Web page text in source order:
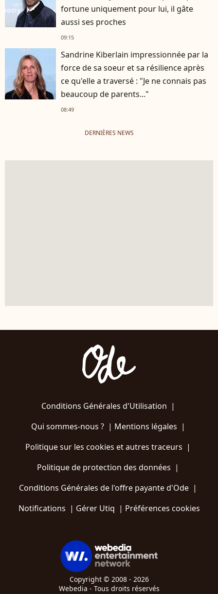
fortune uniquement pour lui, il gâte
aussi ses proches
09:15
Sandrine Kiberlain impressionnée par la
force de sa soeur et sa résilience après
ce qu'elle a traversé : "Je ne connais pas
beaucoup de parents..."
08:49
DERNIÈRES NEWS
Conditions Générales d'Utilisation |
Qui sommes-nous ?| Mentions légales |
Politique sur les cookies et autres traceurs |
Politique de protection des données |
Conditions Générales de l'offre payante d'Ode |
Notifications | Gérer Utiq | Préférences cookies
Copyright © 2008 - 2026
Webedia - Tous droits réservés